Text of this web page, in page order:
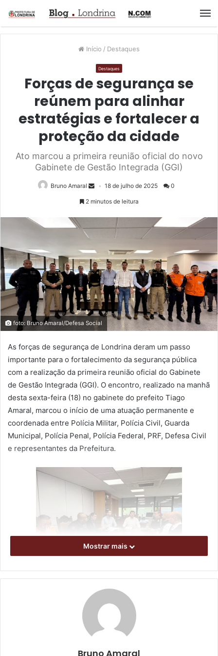
Início / Destaques
Destaques
Forças de segurança se
reúnem para alinhar
estratégias e fortalecer a
proteção da cidade
Ato marcou a primeira reunião oficial do novo
Gabinete de Gestão Integrada (GGI)
Bruno Amaral 18 de julho de 2025 0
2 minutos de leitura
foto: Bruno Amaral/Defesa Social
As forças de segurança de Londrina deram um passo
importante para o fortalecimento da segurança pública
com a realização da primeira reunião oficial do Gabinete
de Gestão Integrada (GGI). O encontro, realizado na manhã
desta sexta-feira (18) no gabinete do prefeito Tiago
Amaral, marcou o início de uma atuação permanente e
coordenada entre Polícia Militar, Polícia Civil, Guarda
Municipal, Polícia Penal, Polícia Federal, PRF, Defesa Civil
e representantes da Prefeitura.
O objetivo do gabinete é promover a união entre todas as
instituições que atuam na segurança pública do município,
criando estratégias conjuntas para enfrentar os principais
Mostrar mais
Bruno Amaral